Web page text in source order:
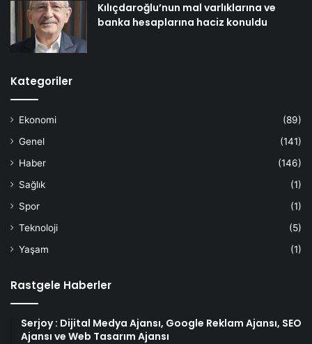
Kılıçdaroğlu’nun mal varlıklarına ve
banka hesaplarına haciz konuldu
Kategoriler
Ekonomi
(89)
Genel
(141)
Haber
(146)
Sağlık
(1)
Spor
(1)
Teknoloji
(5)
Yaşam
(1)
Rastgele Haberler
Serjoy : Dijital Medya Ajansı, Google Reklam Ajansı, SEO
Ajansı ve Web Tasarım Ajansı